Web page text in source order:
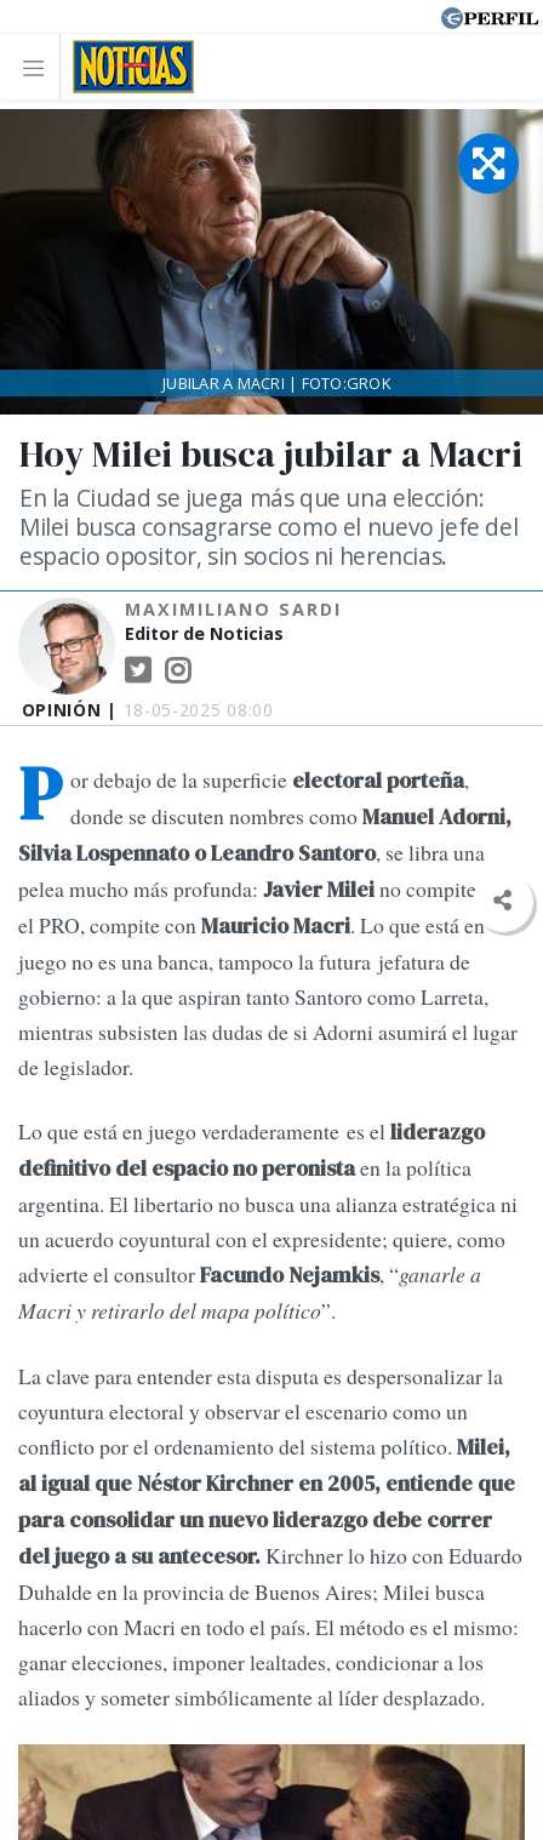
OPINIÓN | 18-05-2025 08:00
Hoy Milei busca jubilar a Macri
En la Ciudad se juega más que una elección:
Milei busca consagrarse como el nuevo jefe del
espacio opositor, sin socios ni herencias.
MAXIMILIANO SARDI
Editor de Noticias
JUBILAR A MACRI | FOTO:GROK
P or debajo de la superficie electoral porteña,
donde se discuten nombres comoManuel Adorni,
Silvia Lospennato o Leandro Santoro, se libra una
pelea mucho más profunda: Javier Mileino compite con
el PRO, compite conMauricio Macri. Lo que está en
juego no es una banca, tampoco la futura jefatura de
gobierno: a la que aspiran tanto Santoro como Larreta,
mientras subsisten las dudas de si Adorni asumirá el lugar
de legislador.
Lo que está en juego verdaderamente es elliderazgo
definitivo del espacio no peronistaen la política
argentina. El libertario no busca una alianza estratégica ni
un acuerdo coyuntural con el expresidente; quiere, como
advierte el consultorFacundo Nejamkis, “ganarle a
Macri y retirarlo del mapa político”.
La clave para entender esta disputa es despersonalizar la
coyuntura electoral y observar el escenario como un
conflicto por el ordenamiento del sistema político. Milei,
al igual que Néstor Kirchner en 2005, entiende que
para consolidar un nuevo liderazgo debe correr
del juego a su antecesor.Kirchner lo hizo con Eduardo
Duhalde en la provincia de Buenos Aires; Milei busca
hacerlo con Macri en todo el país. El método es el mismo:
ganar elecciones, imponer lealtades, condicionar a los
aliados y someter simbólicamente al líder desplazado.